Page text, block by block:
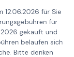
12.06.2026 für Sie
für
gekauft und
belaufen sich
Bitte denken